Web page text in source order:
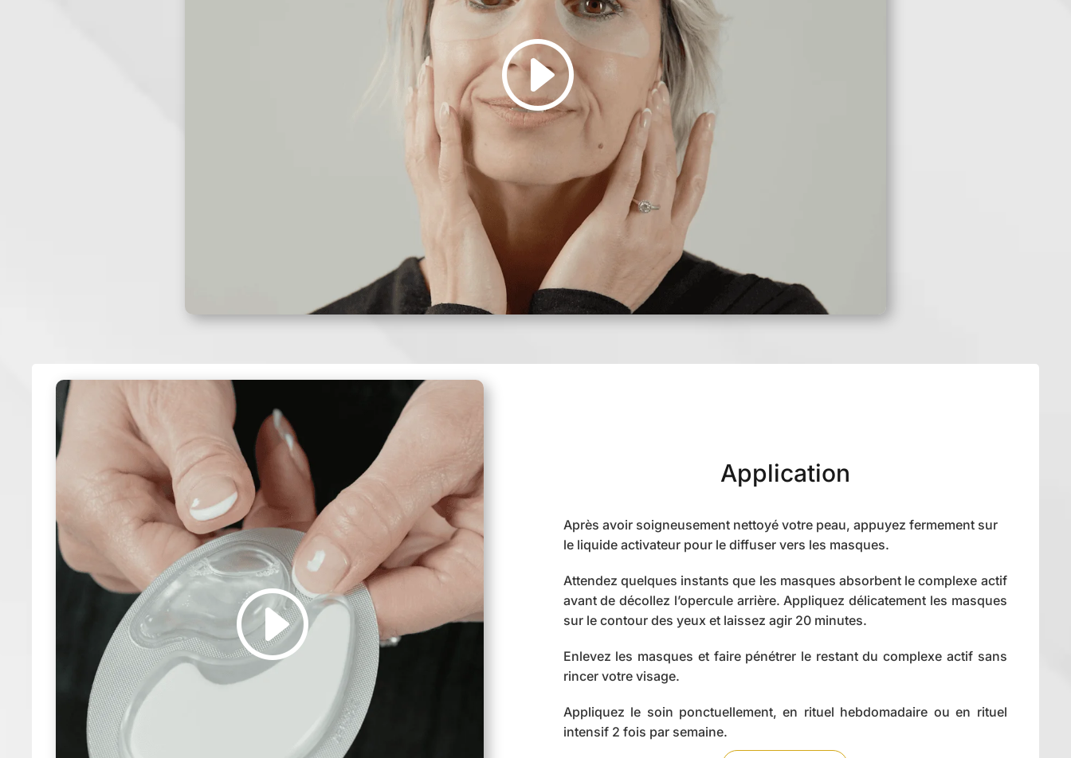
Application
Après avoir soigneusement nettoyé votre peau, appuyez fermement sur
le liquide activateur pour le diffuser vers les masques.
Attendez quelques instants que les masques absorbent le complexe actif
avant de décollez l’opercule arrière. Appliquez délicatement les masques
sur le contour des yeux et laissez agir 20 minutes.
Enlevez les masques et faire pénétrer le restant du complexe actif sans
rincer votre visage.
Appliquez le soin ponctuellement, en rituel hebdomadaire ou en rituel
intensif 2 fois par semaine.